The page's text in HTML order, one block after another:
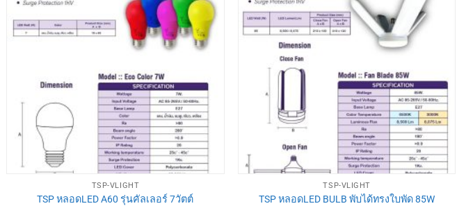
TSP-VLIGHT
TSP หลอดLED A60 รุ่นคัลเลอร์ 7วัตต์
TSP-VLIGHT
TSP หลอดLED BULB พับได้ทรงใบพัด 85W